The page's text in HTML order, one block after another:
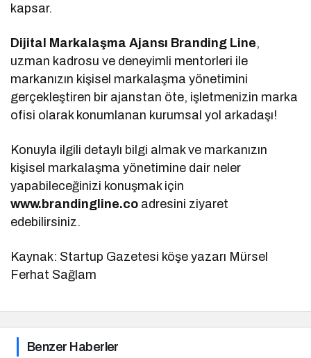
kapsar.
Dijital Markalaşma Ajansı Branding Line,
uzman kadrosu ve deneyimli mentorleri ile
markanızın kişisel markalaşma yönetimini
gerçekleştiren bir ajanstan öte, işletmenizin marka
ofisi olarak konumlanan kurumsal yol arkadaşı!
Konuyla ilgili detaylı bilgi almak ve markanızın
kişisel markalaşma yönetimine dair neler
yapabileceğinizi konuşmak için
www.brandingline.co adresini ziyaret
edebilirsiniz.
Kaynak: Startup Gazetesi köşe yazarı Mürsel
Ferhat Sağlam
Benzer Haberler